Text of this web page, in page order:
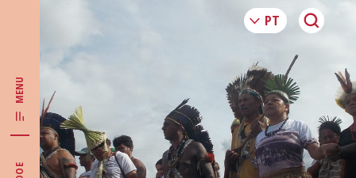
MENU
DOE